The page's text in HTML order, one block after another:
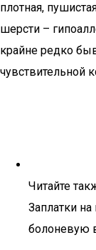
плотная,
шерсти –
крайне редко
чувствительной
Читайте
Заплатки на
болоневую